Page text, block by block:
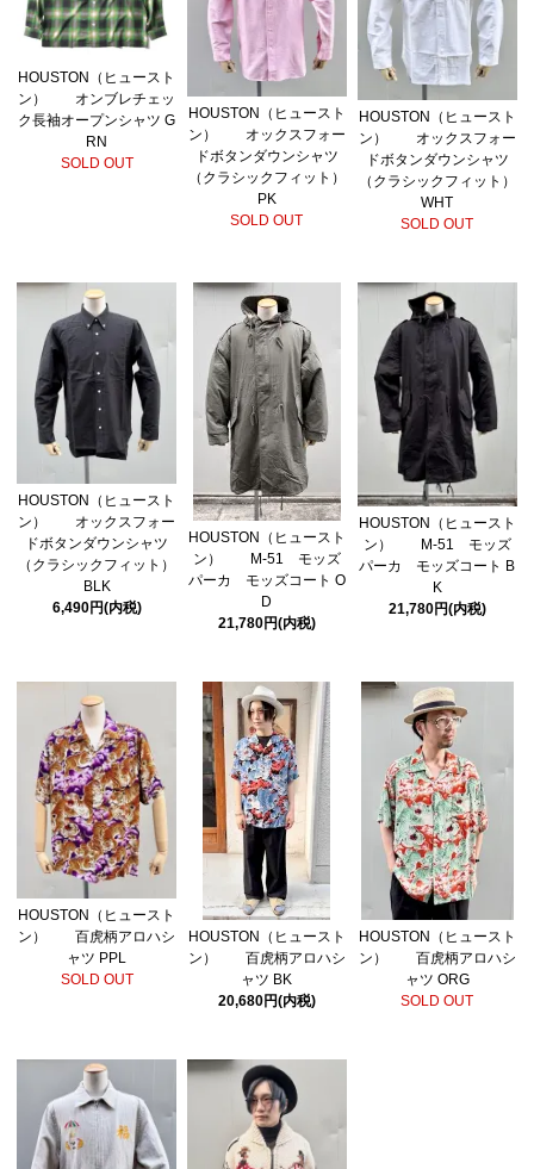
HOUSTON（ヒュースト
ン） オンブレチェッ
ク長袖オープンシャツ G
RN
SOLD OUT
HOUSTON（ヒュースト
ン） オックスフォー
ドボタンダウンシャツ
（クラシックフィット）
PK
SOLD OUT
HOUSTON（ヒュースト
ン） オックスフォー
ドボタンダウンシャツ
（クラシックフィット）
WHT
SOLD OUT
HOUSTON（ヒュースト
ン） オックスフォー
ドボタンダウンシャツ
（クラシックフィット）
BLK
6,490円(内税)
HOUSTON（ヒュースト
ン） M-51 モッズ
パーカ モッズコート O
D
21,780円(内税)
HOUSTON（ヒュースト
ン） M-51 モッズ
パーカ モッズコート B
K
21,780円(内税)
HOUSTON（ヒュースト
ン） 百虎柄アロハシ
ャツ PPL
SOLD OUT
HOUSTON（ヒュースト
ン） 百虎柄アロハシ
ャツ BK
20,680円(内税)
HOUSTON（ヒュースト
ン） 百虎柄アロハシ
ャツ ORG
SOLD OUT